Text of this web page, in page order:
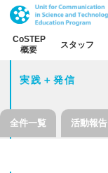
CoSTEP
概要
スタッフ
実践＋発信
全件一覧 活動報告